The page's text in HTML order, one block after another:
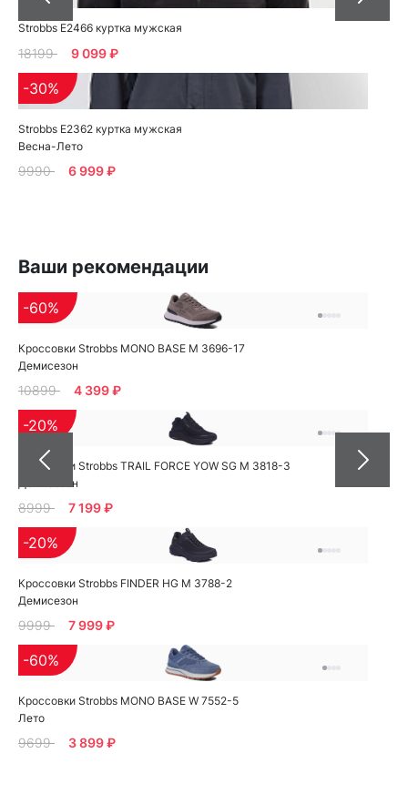
Strobbs E2466 куртка мужская
18199 9 099 ₽
Strobbs E2362 куртка мужская
Весна-Лето
-30%
9990 6 999 ₽
Ваши рекомендации
Кроссовки Strobbs MONO BASE M 3696-17
Демисезон
-60%
10899 4 399 ₽
Кроссовки Strobbs TRAIL FORCE YOW SG M 3818-3
Демисезон
-20%
8999 7 199 ₽
Кроссовки Strobbs FINDER HG M 3788-2
Демисезон
-20%
9999 7 999 ₽
Кроссовки Strobbs MONO BASE W 7552-5
Лето
-60%
9699 3 899 ₽